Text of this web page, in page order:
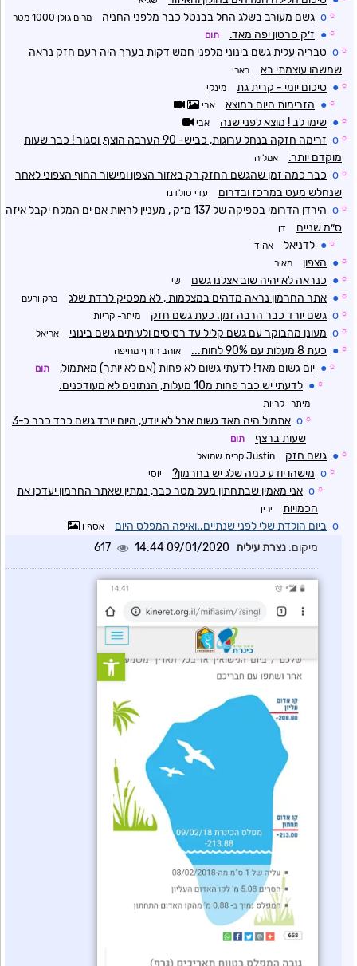
☼
o גשם מעורב בשלג החל בבנטל כבר מלפני החניה מרום גולן 1000 מטר
☼
● ז׳ק סרטון יפה מאד. תום
☼
o טבריה עלית גשם בינוני מלפני חמש דקות בערך היה רעם חזק נראה
שמשהו עוצמתי בא
בארי
☼
● סיכום יומי - קרית גת מינקי
☼
● הזרימות היום במוצא אבי
☼
● שימו לב ! מוצא לפני שנה אבי
☼
o
זרימה חזקה בנחל ערוגות, כביש- 90 הערבה הוצף, וסגור ! כבר שעות
מוקדם יותר.
אמליה
☼
o כבר כמה זמן שהגשם החזק רק באזור הצפון ומישור החוף הצפוני לאחר
שנחלש מעט במרכז ובדרום
עדי טולדנו
☼
o
הירדן הדרומי בספיקה של 137 מ״ק , מעניין לראות אם ים המלח יקבל איזה
ס״מ שניים
דן
☼
● לדניאל אהוד
☼
● הצפון מאיר
☼
● כנראה לא יהיה שוב אצלנו גשם שי
☼
● אתר החרמון נראה מדהים במצלמות , לא מפסיק לרדת שלג ברק ורעם
☼
o גשם יורד כבר הרבה זמן. כעת גשם חזק מיתר- קריות
☼
o מעונן מהבוקר עם גשם קליל עד רסיסים ולעיתים גשם בינוני אריאל
☼
● כעת 8 מעלות עם 90% לחות... אוהב חורף מחיפה
☼
● יום גשום מאד! לדעתי גשום לא פחות (אם לא יותר) מאתמול, תום
☼
● לדעתי יש כבר פחות מ10 מעלות, הנתונים לא מעודכנים.
מיתר- קריות
☼
o
אתמול היה מאד גשום אבל לא יודע, היום יורד גשם כבד כבר כ-3
שעות ברצף
תום
☼
● גשם חזק Justin קרית שמואל
☼
o מישהו יודע כמה שלג יש בחרמון? יוסי
☼
o אני מאמין שבתחתון מעל מטר כבר, נמתין שאתר החרמון יעדכן את
הכמויות
ירין
o ביום הולדת שלי לפני שנתיים..ואיפה המפלס היום אסף ו
מיקום: נצרת עילית 09/01/2020 14:44
617